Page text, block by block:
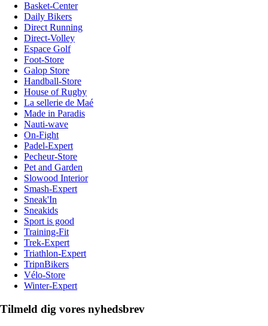
Basket-Center
Daily Bikers
Direct Running
Direct-Volley
Espace Golf
Foot-Store
Galop Store
Handball-Store
House of Rugby
La sellerie de Maé
Made in Paradis
Nauti-wave
On-Fight
Padel-Expert
Pecheur-Store
Pet and Garden
Slowood Interior
Smash-Expert
Sneak'In
Sneakids
Sport is good
Training-Fit
Trek-Expert
Triathlon-Expert
TripnBikers
Vélo-Store
Winter-Expert
Tilmeld dig vores nyhedsbrev